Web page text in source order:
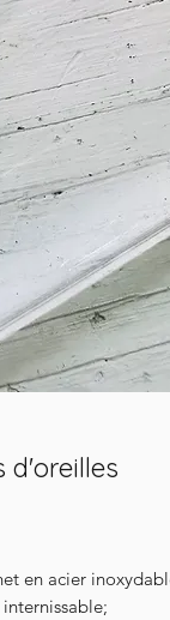
d'oreilles
en acier